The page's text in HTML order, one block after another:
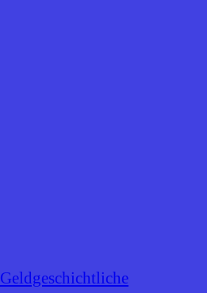
Geldgeschichtliche